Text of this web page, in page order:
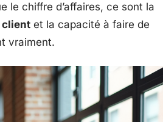
le chiffre d’affaires, ce sont la
client et la capacité à faire de
vraiment.